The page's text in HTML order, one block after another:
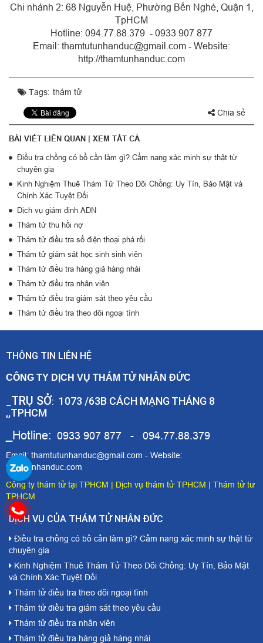
Chi nhánh 2: 68 Nguyễn Huệ, Phường Bến Nghé, Quận 1,
TpHCM
Hotline: 094.77.88.379 - 0933 907 877
Email: thamtutunhanduc@gmail.com - Website:
http://thamtunhanduc.com
Tags: thám tử
Chia sẻ
BÀI VIẾT LIÊN QUAN | XEM TẤT CẢ
Điều tra chồng có bồ cần làm gì? Cẩm nang xác minh sự thật từ
chuyên gia
Kinh Nghiệm Thuê Thám Tử Theo Dõi Chồng: Uy Tín, Bảo Mật và
Chính Xác Tuyệt Đối
Dịch vụ giám định ADN
Thám tử thu hồi nợ
Thám tử điều tra số điện thoại phá rối
Thám tử giám sát học sinh sinh viên
Thám tử điều tra hàng giả hàng nhái
Thám tử điều tra nhân viên
Thám tử điều tra giám sát theo yêu cầu
Thám tử điều tra theo dõi ngoại tình
THÔNG TIN LIÊN HỆ
CÔNG TY DỊCH VỤ THÁM TỬ NHÂN ĐỨC
TRỤ SỞ: 1073 /63B CÁCH MẠNG THÁNG 8
,,TPHCM
_Hotline: 0933 907 877 - 094.77.88.379
Email: thamtutunhanduc@gmail.com - Website:
thamtunhanduc.com
Công ty thám tử tại TPHCM | Dịch vụ thám tử TPHCM | Thám tử tư
TPHCM
DỊCH VỤ CỦA THÁM TỬ NHÂN ĐỨC
Điều tra chồng có bồ cần làm gì? Cẩm nang xác minh sự thật từ
chuyên gia
Kinh Nghiệm Thuê Thám Tử Theo Dõi Chồng: Uy Tín, Bảo Mật
và Chính Xác Tuyệt Đối
Thám tử điều tra theo dõi ngoại tình
Thám tử điều tra giám sát theo yêu cầu
Thám tử điều tra nhân viên
Thám tử điều tra hàng giả hàng nhái